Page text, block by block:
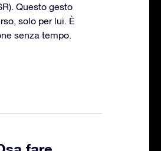
Questo gesto
solo per lui. È
senza tempo.